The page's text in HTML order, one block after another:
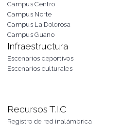
Campus Centro
Campus Norte
Campus La Dolorosa
Campus Guano
Infraestructura
Escenarios deportivos
Escenarios culturales
Recursos T.I.C
Registro de red inalámbrica